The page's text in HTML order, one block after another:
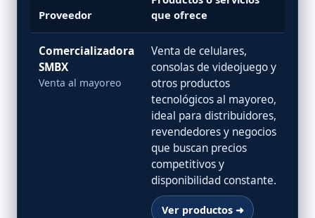
Proveedor
que ofrece
Comercializadora
SMBX
Venta al mayoreo
Venta de celulares,
consolas de videojuego y
otros productos
tecnológicos al mayoreo,
ideal para distribuidores,
revendedores y negocios
que buscan precios
competitivos y
disponibilidad constante.
Ver productos ➜